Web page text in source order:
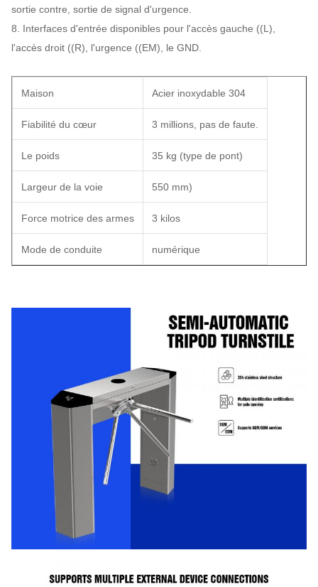
sortie contre, sortie de signal d'urgence.
8. Interfaces d'entrée disponibles pour l'accès gauche ((L),
l'accès droit ((R), l'urgence ((EM), le GND.
Maison Acier inoxydable 304
Fiabilité du cœur 3 millions, pas de faute.
Le poids 35 kg (type de pont)
Largeur de la voie 550 mm)
Force motrice des armes 3 kilos
Mode de conduite numérique